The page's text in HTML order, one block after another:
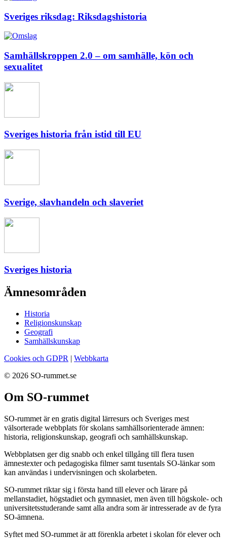
Sveriges riksdag: Riksdagshistoria
Samhällskroppen 2.0 – om samhälle, kön och
sexualitet
Sveriges historia från istid till EU
Sverige, slavhandeln och slaveriet
Sveriges historia
Ämnesområden
Historia
Religionskunskap
Geografi
Samhällskunskap
Cookies och GDPR | Webbkarta
© 2026 SO-rummet.se
Om SO-rummet
SO-rummet är en gratis digital lärresurs och Sveriges mest
välsorterade webbplats för skolans samhällsorienterade ämnen:
historia, religionskunskap, geografi och samhällskunskap.
Webbplatsen ger dig snabb och enkel tillgång till flera tusen
ämnestexter och pedagogiska filmer samt tusentals SO-länkar som
kan användas i undervisningen och skolarbeten.
SO-rummet riktar sig i första hand till elever och lärare på
mellanstadiet, högstadiet och gymnasiet, men även till högskole- och
universitetsstuderande samt alla andra som är intresserade av de fyra
SO-ämnena.
Syftet med SO-rummet är att förenkla arbetet i skolan för elever och